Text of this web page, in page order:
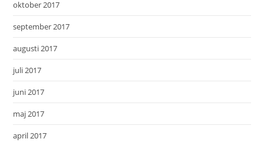
oktober 2017
september 2017
augusti 2017
juli 2017
juni 2017
maj 2017
april 2017